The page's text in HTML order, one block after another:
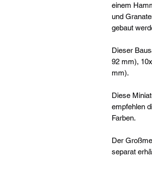
einem
und
gebaut
Dieser
92 mm),
mm).
Diese
empfehlen
Farben.
Der
separat